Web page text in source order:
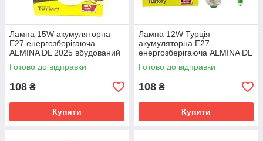
Лампа 15W акумуляторна
E27 енергозберігаюча
ALMINA DL 2025 вбудований
акумулятор Дропшипинг
SV227
Готово до відправки
108 ₴
Купити
Лампа 12W Турція
акумуляторна E27
енергозберігаюча ALMINA DL
2025 вбудований акумулятор
Дропшипинг SV227
Готово до відправки
108 ₴
Купити